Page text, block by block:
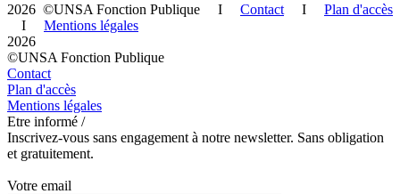
2026 ©UNSA Fonction Publique I Contact I Plan d'accès
I Mentions légales
2026
©UNSA Fonction Publique
Contact
Plan d'accès
Mentions légales
Etre informé /
Inscrivez-vous sans engagement à notre newsletter. Sans obligation
et gratuitement.
Votre email